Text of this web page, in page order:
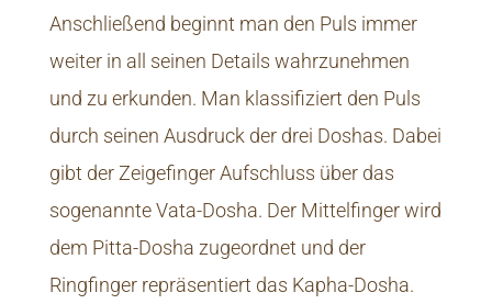
Anschließend beginnt man den Puls immer
weiter in all seinen Details wahrzunehmen
und zu erkunden. Man klassifiziert den Puls
durch seinen Ausdruck der drei Doshas. Dabei
gibt der Zeigefinger Aufschluss über das
sogenannte Vata-Dosha. Der Mittelfinger wird
dem Pitta-Dosha zugeordnet und der
Ringfinger repräsentiert das Kapha-Dosha.